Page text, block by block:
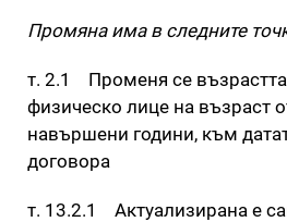
Промяна има в следните
т. 2.1 Променя се възрастта
физическо лице на възраст
навършени години, към
договора
т. 13.2.1 Актуализирана е